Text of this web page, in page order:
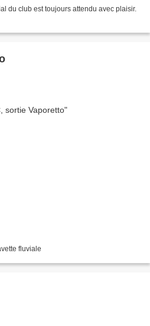
du club est toujours attendu avec plaisir.
fluviale